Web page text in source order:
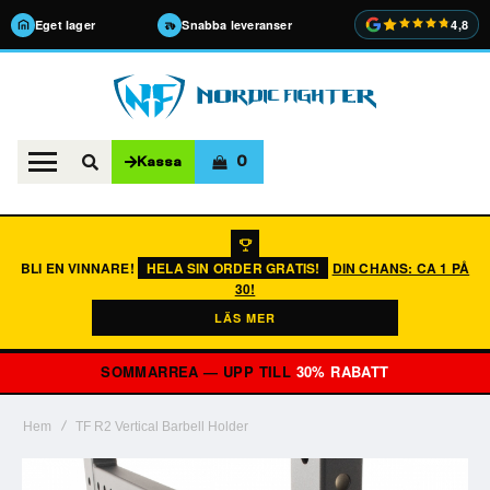
Eget lager Snabba leveranser 4,8
Kassa 0
BLI EN VINNARE! HELA SIN ORDER GRATIS!
DIN CHANS: CA 1 PÅ
30!
LÄS MER
SOMMARREA — UPP TILL 30% RABATT
Hem TF R2 Vertical Barbell Holder